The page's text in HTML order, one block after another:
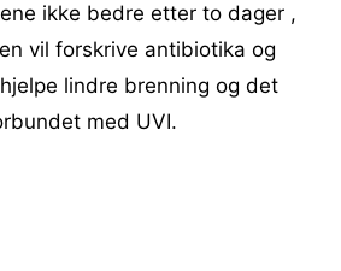
ikke bedre etter to dager ,
vil forskrive antibiotika og
lindre brenning og det
med UVI.